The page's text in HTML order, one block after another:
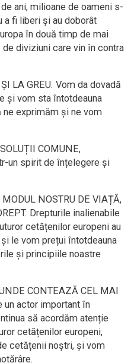
ani, milioane de oameni s-
a fi liberi și au doborât
în două timp de mai
de diviziuni care vin în contra
LA GREU. Vom da dovadă
și vom sta întotdeauna
exprimăm și ne vom
COMUNE,
un spirit de înțelegere și
NOSTRU DE VIAȚĂ,
Drepturile inalienabile
cetățenilor europeni au
și le vom prețui întotdeauna
și principiile noastre
CONTEAZĂ CEL MAI
un actor important în
să acordăm atenție
cetățenilor europeni,
cetățenii noștri, și vom